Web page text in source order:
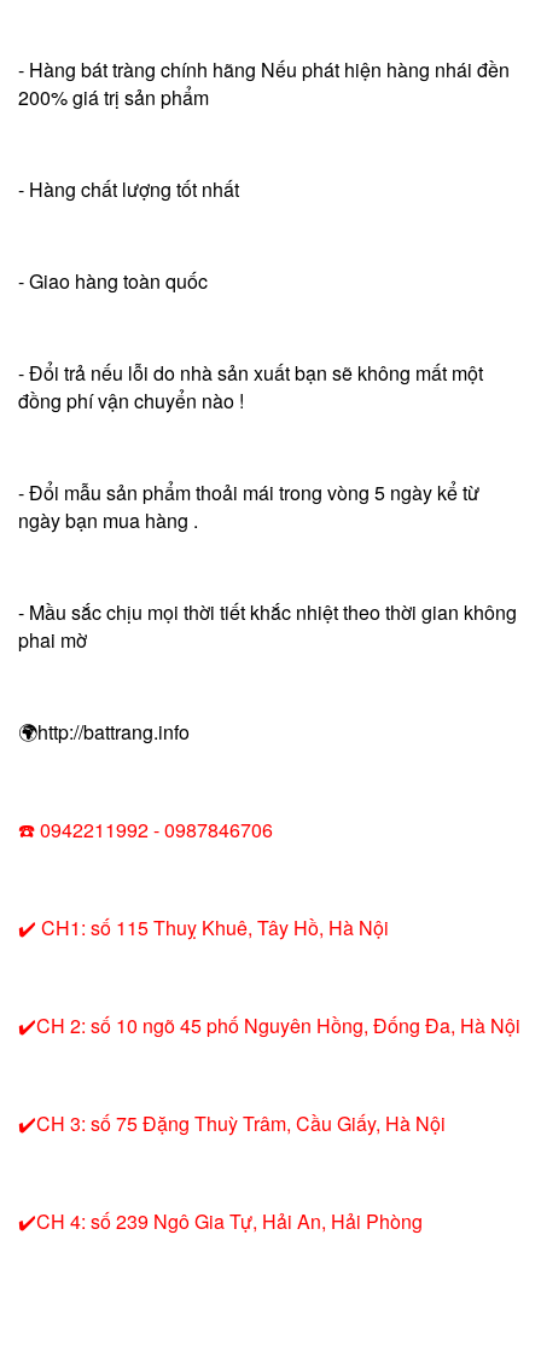
- Hàng bát tràng chính hãng Nếu phát hiện hàng nhái đền
200% giá trị sản phẩm
- Hàng chất lượng tốt nhất
- Giao hàng toàn quốc
- Đổi trả nếu lỗi do nhà sản xuất bạn sẽ không mất một
đồng phí vận chuyển nào !
- Đổi mẫu sản phẩm thoải mái trong vòng 5 ngày kể từ
ngày bạn mua hàng .
- Mầu sắc chịu mọi thời tiết khắc nhiệt theo thời gian không
phai mờ
🌍http://battrang.info
☎️ 0942211992 - 0987846706
✔️ CH1: số 115 Thuỵ Khuê, Tây Hồ, Hà Nội
✔️CH 2: số 10 ngõ 45 phố Nguyên Hồng, Đống Đa, Hà Nội
✔️CH 3: số 75 Đặng Thuỳ Trâm, Cầu Giấy, Hà Nội
✔️CH 4: số 239 Ngô Gia Tự, Hải An, Hải Phòng